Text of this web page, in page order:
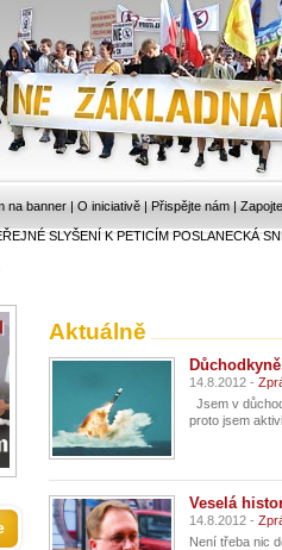
na banner | O iniciativě | Přispějte nám |
SLYŠENÍ K PETICÍM POSLANECKÁ
Aktuálně
14.8.2012 -
Jsem v
proto jsem
Veselá
14.8.2012 -
Není třeba nic